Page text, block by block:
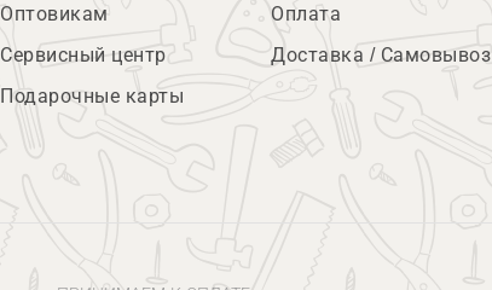
Оптовикам
Сервисный центр
Подарочные карты
Оплата
Доставка / Самовывоз